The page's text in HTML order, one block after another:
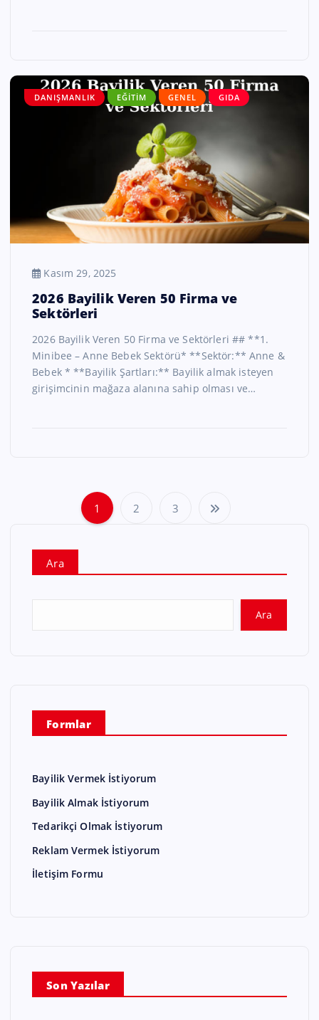
DANIŞMANLIK EĞITIM GENEL GIDA
Kasım 29, 2025
2026 Bayilik Veren 50 Firma ve
Sektörleri
2026 Bayilik Veren 50 Firma ve Sektörleri ## **1.
Minibee – Anne Bebek Sektörü* **Sektör:** Anne &
Bebek * **Bayilik Şartları:** Bayilik almak isteyen
girişimcinin mağaza alanına sahip olması ve…
1 2 3
Ara
Ara
Formlar
Bayilik Vermek İstiyorum
Bayilik Almak İstiyorum
Tedarikçi Olmak İstiyorum
Reklam Vermek İstiyorum
İletişim Formu
Son Yazılar